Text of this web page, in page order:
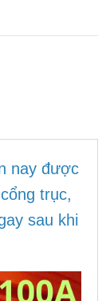
nay được
trục,
sau khi